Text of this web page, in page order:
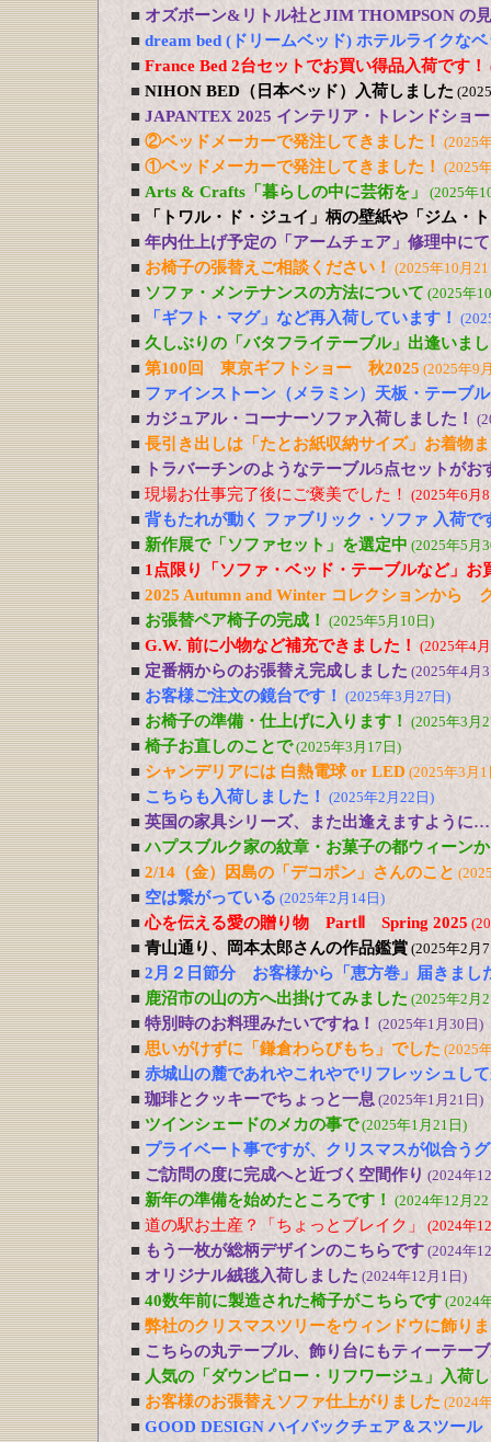
■ オズボーン&リトル社とJIM THOMPSON の
■ dream bed (ドリームベッド) ホテルライクな
■ France Bed 2台セットでお買い得品入荷です！
■ NIHON BED（日本ベッド）入荷しました
■ JAPANTEX 2025 インテリア・トレンドショー
■ ②ベッドメーカーで発注してきました！ (2025
■ ①ベッドメーカーで発注してきました！ (2025
■ Arts & Crafts「暮らしの中に芸術を」 (2025年
■
「トワル・ド・ジュイ」柄の壁紙や「ジム・
■ 年内仕上げ予定の「アームチェア」修理中にて
■ お椅子の張替えご相談ください！ (2025年10月
■ ソファ・メンテナンスの方法について (2025年
■ 「ギフト・マグ」など再入荷しています！
■ 久しぶりの「バタフライテーブル」出逢いま
■ 第100回 東京ギフトショー 秋2025 (2025年9
■ ファインストーン（メラミン）天板・テーブ
■ カジュアル・コーナーソファ入荷しました！
■ 長引き出しは「たとお紙収納サイズ」お着物
■
トラバーチンのようなテーブル5点セットが
■ 現場お仕事完了後にご褒美でした！ (2025年6月
■ 背もたれが動く ファブリック・ソファ 入荷で
■ 新作展で「ソファセット」を選定中 (2025年5月
■ 1点限り「ソファ・ベッド・テーブルなど」お
■ 2025 Autumn and Winter コレクションから
■ お張替ペア椅子の完成！ (2025年5月10日)
■ G.W. 前に小物など補充できました！ (2025年4
■ 定番柄からのお張替え完成しました (2025年4月
■ お客様ご注文の鏡台です！ (2025年3月27日)
■ お椅子の準備・仕上げに入ります！ (2025年3月
■ 椅子お直しのことで(2025年3月17日)
■ シャンデリアには 白熱電球 or LED (2025年3月1
■ こちらも入荷しました！ (2025年2月22日)
■ 英国の家具シリーズ、また出逢えますように…
■ ハプスブルク家の紋章・お菓子の都ウィーン
■ 2/14（金）因島の「デコポン」さんのこと
■ 空は繋がっている (2025年2月14日)
■ 心を伝える愛の贈り物 PartⅡ Spring 2025
■ 青山通り、岡本太郎さんの作品鑑賞 (2025年2月
■ 2月２日節分 お客様から「恵方巻」届きまし
■ 鹿沼市の山の方へ出掛けてみました (2025年2月
■ 特別時のお料理みたいですね！ (2025年1月30日)
■ 思いがけずに「鎌倉わらびもち」でした (2025
■ 赤城山の麓であれやこれやでリフレッシュし
■ 珈琲とクッキーでちょっと一息 (2025年1月21日)
■ ツインシェードのメカの事で(2025年1月21日)
■ プライベート事ですが、クリスマスが似合う
■ ご訪問の度に完成へと近づく空間作り (2024年
■ 新年の準備を始めたところです！ (2024年12月
■ 道の駅お土産？「ちょっとブレイク」 (2024年
■ もう一枚が総柄デザインのこちらです (2024年
■ オリジナル絨毯入荷しました (2024年12月1日)
■ 40数年前に製造された椅子がこちらです (2024
■ 弊社のクリスマスツリーをウィンドウに飾り
■ こちらの丸テーブル、飾り台にもティーテー
■ 人気の「ダウンピロー・リフワージュ」入荷
■ お客様のお張替えソファ仕上がりました (2024
■ GOOD DESIGN ハイバックチェア＆スツー